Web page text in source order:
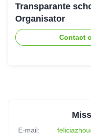
Transparante
Organisator
Contact
E-mail: